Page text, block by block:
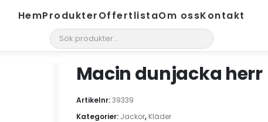
HemProdukterOffertlistaOm ossKontakt
Macin dunjacka herr
Artikelnr:39339
Kategorier: Jackor, Kläder